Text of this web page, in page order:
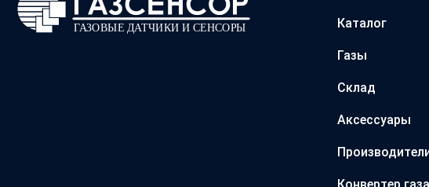
Каталог
Газы
Склад
Аксессуары